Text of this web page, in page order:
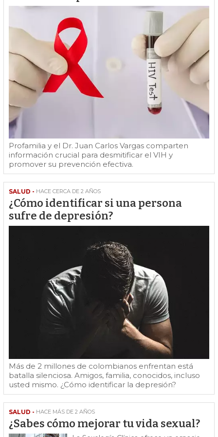
Profamilia y el Dr. Juan Carlos Vargas comparten
información crucial para desmitificar el VIH y
promover su prevención efectiva.
SALUD - HACE CERCA DE 2 AÑOS
¿Cómo identificar si una persona
sufre de depresión?
Más de 2 millones de colombianos enfrentan está
batalla silenciosa. Amigos, familia, conocidos, incluso
usted mismo. ¿Cómo identificar la depresión?
SALUD - HACE MÁS DE 2 AÑOS
¿Sabes cómo mejorar tu vida sexual?